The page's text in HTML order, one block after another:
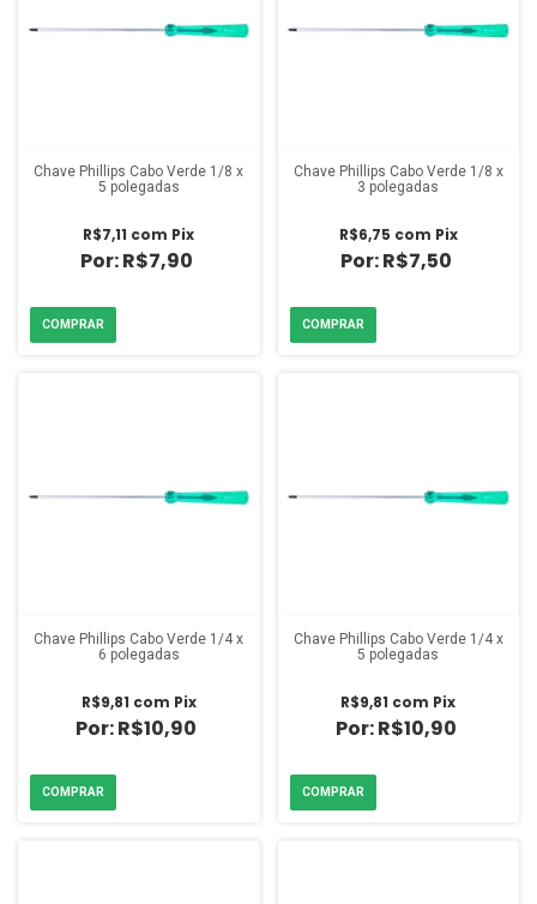
Chave Phillips Cabo Verde 1/8 x
5 polegadas
R$7,90
R$7,11 com Pix
Chave Phillips Cabo Verde 1/8 x
3 polegadas
R$7,50
R$6,75 com Pix
Chave Phillips Cabo Verde 1/4 x
6 polegadas
R$10,90
R$9,81 com Pix
Chave Phillips Cabo Verde 1/4 x
5 polegadas
R$10,90
R$9,81 com Pix